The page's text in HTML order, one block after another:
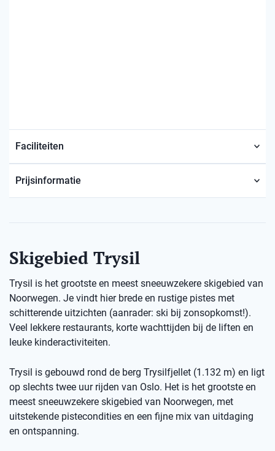
Faciliteiten
Prijsinformatie
Skigebied Trysil
Trysil is het grootste en meest sneeuwzekere skigebied van
Noorwegen. Je vindt hier brede en rustige pistes met
schitterende uitzichten (aanrader: ski bij zonsopkomst!).
Veel lekkere restaurants, korte wachttijden bij de liften en
leuke kinderactiviteiten.
Trysil is gebouwd rond de berg Trysilfjellet (1.132 m) en ligt
op slechts twee uur rijden van Oslo. Het is het grootste en
meest sneeuwzekere skigebied van Noorwegen, met
uitstekende pistecondities en een fijne mix van uitdaging
en ontspanning.